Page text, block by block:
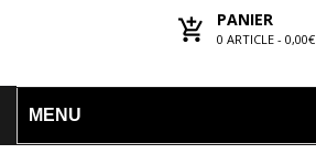
PANIER
0 ARTICLE - 0,00€
MENU